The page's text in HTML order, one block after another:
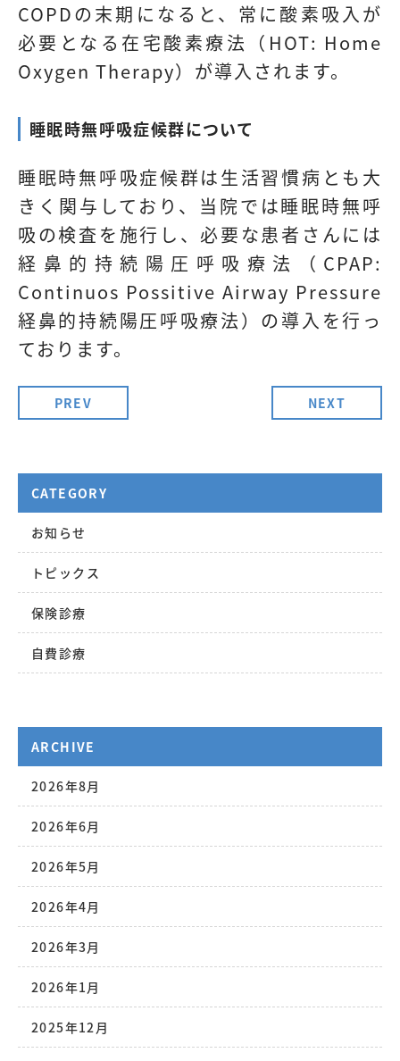
COPDの末期になると、常に酸素吸入が
必要となる在宅酸素療法（HOT: Home
Oxygen Therapy）が導入されます。
睡眠時無呼吸症候群について
睡眠時無呼吸症候群は生活習慣病とも大
きく関与しており、当院では睡眠時無呼
吸の検査を施行し、必要な患者さんには
経鼻的持続陽圧呼吸療法（CPAP:
Continuos Possitive Airway Pressure
経鼻的持続陽圧呼吸療法）の導入を行っ
ております。
PREV NEXT
CATEGORY
お知らせ
トピックス
保険診療
自費診療
ARCHIVE
2026年8月
2026年6月
2026年5月
2026年4月
2026年3月
2026年1月
2025年12月